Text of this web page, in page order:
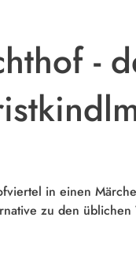
-
in einen
zu den